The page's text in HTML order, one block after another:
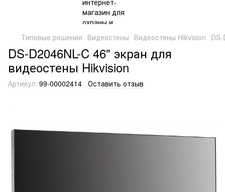
Типовые решения Видеостены Видеостены Hikvision
DS-D2046NL-C 46" экран для
видеостены Hikvision
Артикул: 99-00002414 Оставить отзыв